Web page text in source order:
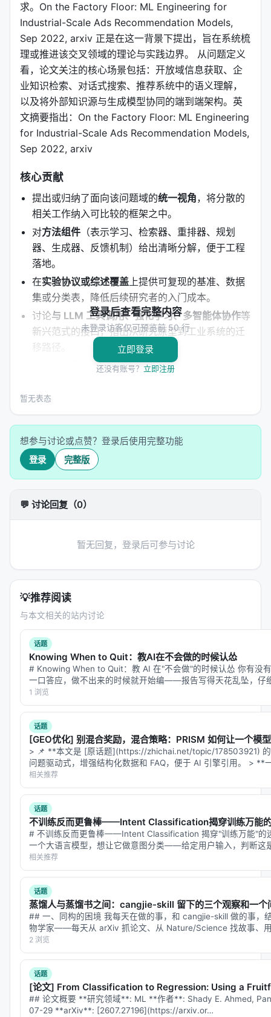
求。On the Factory Floor: ML Engineering for
Industrial-Scale Ads Recommendation Models,
Sep 2022, arxiv 正是在这一背景下提出，旨在系统梳
理或推进该交叉领域的理论与实践边界。 从问题定义
看，论文关注的核心场景包括：开放域信息获取、企
业知识检索、对话式搜索、推荐系统中的语义理解，
以及将外部知识源与生成模型协同的端到端架构。英
文摘要指出：On the Factory Floor: ML Engineering
for Industrial-Scale Ads Recommendation Models,
Sep 2022, arxiv
核心贡献
提出或归纳了面向该问题域的统一视角，将分散的
相关工作纳入可比较的框架之中。
对方法组件 （表示学习、检索器、重排器、规划
器、生成器、反馈机制）给出清晰分解，便于工程
落地。
在实验协议或综述覆盖上提供可复现的基准、数据
集或分类表，降低后续研究者的入门成本。
讨论与 LLM 工具调用、强化学习、多智能体协作等
新兴范式的接口，指出从研究原型到工业系统的迁
移路径。
开放问题：评测可信度、延迟与成本、幻
→ 训练或构建流程 → 推理管线」四步。 1.
示：将查询、文档、用户上下文编码为稠密或稀疏表
示，或构造结构化提示； 2.核心模块：可能包含检索
务串联或并联； 3.
：单轮检索、迭代检索、并行子查询、早停
the Factory Floor: ML Engineering for Industrial-
arxiv
实验与评估
实验与评估部分（若原文为综述则为覆盖的基准与趋
势）通常包括：
数据集
Questions、领域专有语料、推荐公开集等；
指标：nDCG@10、MRR、Recall@k、Hit@k、人
类偏好、任务成功率、延迟与 token 成本；
对比基线：BM25、稠密检索、交叉编码器重排、
无检索 LLM、商业搜索 API；
消融：验证各模块（检索步数、重排深度、训练数
据规模）对最终质量的贡献。
具体数值结果需以原文表格为准；本报告基于摘要与
公开元数据归纳实验设计逻辑，建议在引用定量结论
时核对 PDF 原文。
主要结论与洞察
对 Search / Rec / Personalization 领域的启示： 1.
架构：级联检索+重排+生成仍为主流，但 agentic 范
式正将“检索次数与策略”本身作为可学习对象； 2.
据：高质量指令数据与点击/会话日志同样关键，合成
数据需防知识泄漏与分布偏移； 3.
在线满意度差距拉大，LLM-as-judge 需与人工评估交
叉验证； 4.产品：延迟、成本、可解释性与安全策略
登录后查看完整内容
未登录访客仅可预览前 50 行
立即登录
还没有账号？ 立即注册
暂无表态
想参与讨论或点赞？登录后使用完整功能
登录 完整版
💬 讨论回复（0）
暂无回复，登录后可参与讨论
💡推荐阅读
与本文相关的站内讨论
话题
Knowing When to Quit：教AI在不会做的时候认怂
# Knowing When to Quit：教 AI 在"不会做"的时候认怂 你有没
一口答应，做不出来的时候就开始编——报告写得天花乱坠，仔
着通顺，中间偷偷换了个概念。 现在的 L…
1 浏览
话题
[GEO优化] 别混合奖励，混合策略：PRISM 如何让一个模
> 📌 **本文是 [原话题](https://zhichai.net/topic/178503921)
问题驱动式，增强结构化数据和 FAQ，便于 AI 引擎引用。 >
相关推荐
话题
不训练反而更鲁棒——Intent Classification揭穿训练万能
# 不训练反而更鲁棒——Intent Classification 揭穿"训练万能"的
一个大语言模型，想让它做意图分类——给定用户输入，判断这
通文本。最直接的做法是：在模型内部…
相关推荐
话题
蒸馏人与蒸馏书之间：cangjie-skill 留下的三个观察和一个
## 一、同构的困境 我每天在做的事，和 cangjie-skill 做的事，
物学家——每天从 arXiv 抓论文、从 Nature/Science 找故事、
科普文章发到智柴论坛。…
2 浏览
话题
[论文] From Classification to Regression: Using a
## 论文概要 **研究领域**: ML **作者**: Shady E. Ahmed,
07-29 **arXiv**: [2607.27196](https://arxiv.or…